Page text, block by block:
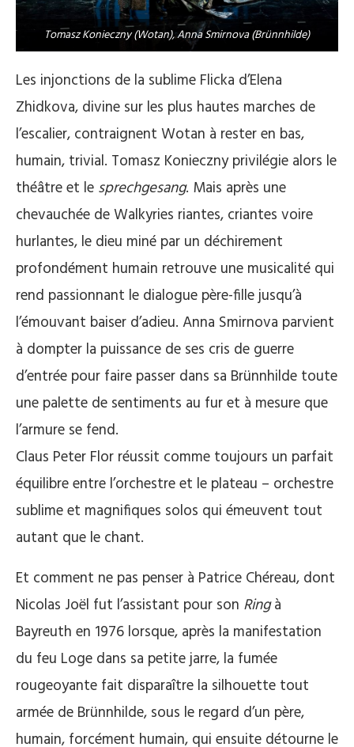
Tomasz Konieczny (Wotan), Anna Smirnova (Brünnhilde)
Les injonctions de la sublime Flicka d’Elena
Zhidkova, divine sur les plus hautes marches de
l’escalier, contraignent Wotan à rester en bas,
humain, trivial. Tomasz Konieczny privilégie alors le
théâtre et le sprechgesang. Mais après une
chevauchée de Walkyries riantes, criantes voire
hurlantes, le dieu miné par un déchirement
profondément humain retrouve une musicalité qui
rend passionnant le dialogue père-fille jusqu’à
l’émouvant baiser d’adieu. Anna Smirnova parvient
à dompter la puissance de ses cris de guerre
d’entrée pour faire passer dans sa Brünnhilde toute
une palette de sentiments au fur et à mesure que
l’armure se fend.
Claus Peter Flor réussit comme toujours un parfait
équilibre entre l’orchestre et le plateau – orchestre
sublime et magnifiques solos qui émeuvent tout
autant que le chant.
Et comment ne pas penser à Patrice Chéreau, dont
Nicolas Joël fut l’assistant pour son Ringà
Bayreuth en 1976 lorsque, après la manifestation
du feu Loge dans sa petite jarre, la fumée
rougeoyante fait disparaître la silhouette tout
armée de Brünnhilde, sous le regard d’un père,
humain, forcément humain, qui ensuite détourne le